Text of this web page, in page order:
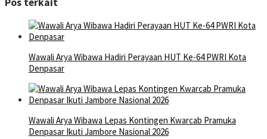
Wawali Arya Wibawa Hadiri Perayaan HUT Ke-64 PWRI Kota
Denpasar
Wawali Arya Wibawa Lepas Kontingen Kwarcab Pramuka
Denpasar Ikuti Jambore Nasional 2026